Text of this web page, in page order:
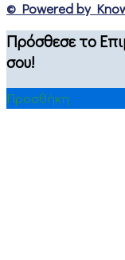
© Powered by
Πρόσθεσε το
σου!
Προσθήκη